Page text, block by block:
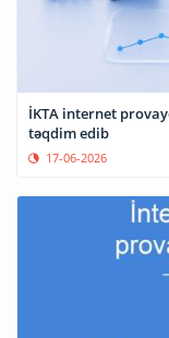
İKTA internet
təqdim edib
17-06-2026